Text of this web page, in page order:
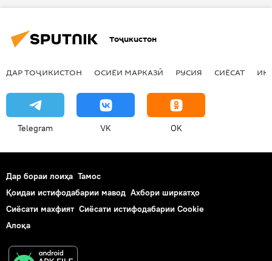
Тоҷикистон
ДАР ТОҶИКИСТОН ОСИЁИ МАРКАЗӢ РУСИЯ СИЁСАТ
Telegram VK OK
Дар бораи лоиҳа Тамос
Қоидаи истифодабарии мавод Ахбори ширкатҳо
Сиёсати махфият Сиёсати истифодабарии Cookie
Алоқа